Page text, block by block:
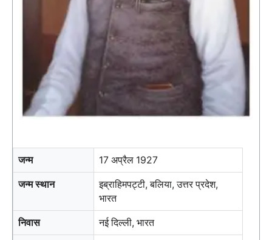
जन्म 17 अप्रैल 1927
जन्म स्थान
इब्राहिमपट्टी, बलिया, उत्तर प्रदेश,
भारत
निवास नई दिल्ली, भारत